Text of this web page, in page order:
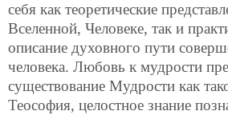
себя как теоретические
Вселенной, Человеке, так и
описание духовного пути
человека. Любовь к мудрости
существование Мудрости как
Теософия, целостное знание